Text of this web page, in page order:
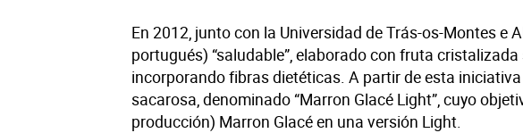
En 2012, junto con la Universidad de Trás-os-Montes e
portugués) “saludable”, elaborado con fruta
incorporando fibras dietéticas. A partir de esta
sacarosa, denominado “Marron Glacé Light”, cuyo
producción) Marron Glacé en una versión Light.